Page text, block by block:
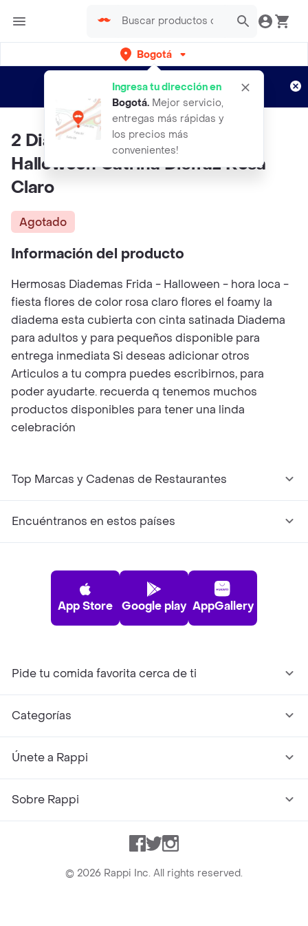
Bogotá
Ingresa tu dirección en
Bogotá. Mejor servicio,
entregas más rápidas y
los precios más
convenientes!
envíos gratis por semanas
Aplican TyC
2 Diademas Rosas Foamy Para
Halloween Catrina Disfraz Rosa
Claro
Agotado
Información del producto
Hermosas Diademas Frida - Halloween - hora loca -
fiesta flores de color rosa claro flores el foamy la
diadema esta cubierta con cinta satinada Diadema
para adultos y para pequeños disponible para
entrega inmediata Si deseas adicionar otros
Articulos a tu compra puedes escribirnos, para
poder ayudarte. recuerda q tenemos muchos
productos disponibles para tener una linda
celebración
Top Marcas y Cadenas de Restaurantes
Encuéntranos en estos países
App Store Google play AppGallery
Pide tu comida favorita cerca de ti
Categorías
Únete a Rappi
Sobre Rappi
Facebook
TwitterInstagram
© 2026 Rappi Inc. All rights reserved.